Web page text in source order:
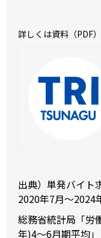
詳しくは資料（PDF
出典）単発バイト
2020年7月～2024
総務省統計局「労
年)4～6月期平均」